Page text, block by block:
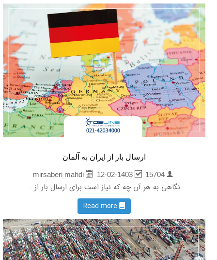
ارسال بار از ایران به آلمان
mirsaberi mahdi
12-02-1403 15704
نگاهی به هر آن چه که نیاز است برای ارسال بار از...
Read more